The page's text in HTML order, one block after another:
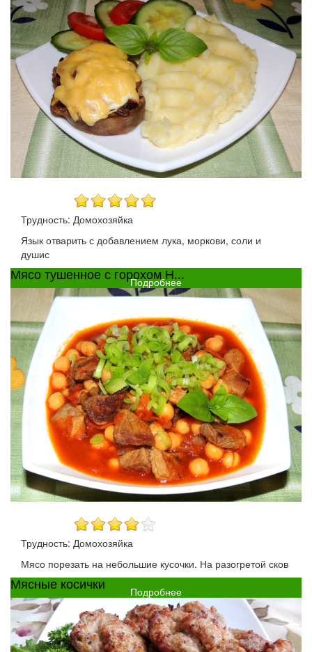
Трудность: Домохозяйка
Язык отварить с добавлением лука, моркови, соли и
душис
Подробнее
Мясо тушенное с горохом Н...
Трудность: Домохозяйка
Мясо порезать на небольшие кусочки. На разогретой сков
Подробнее
Мясные косички